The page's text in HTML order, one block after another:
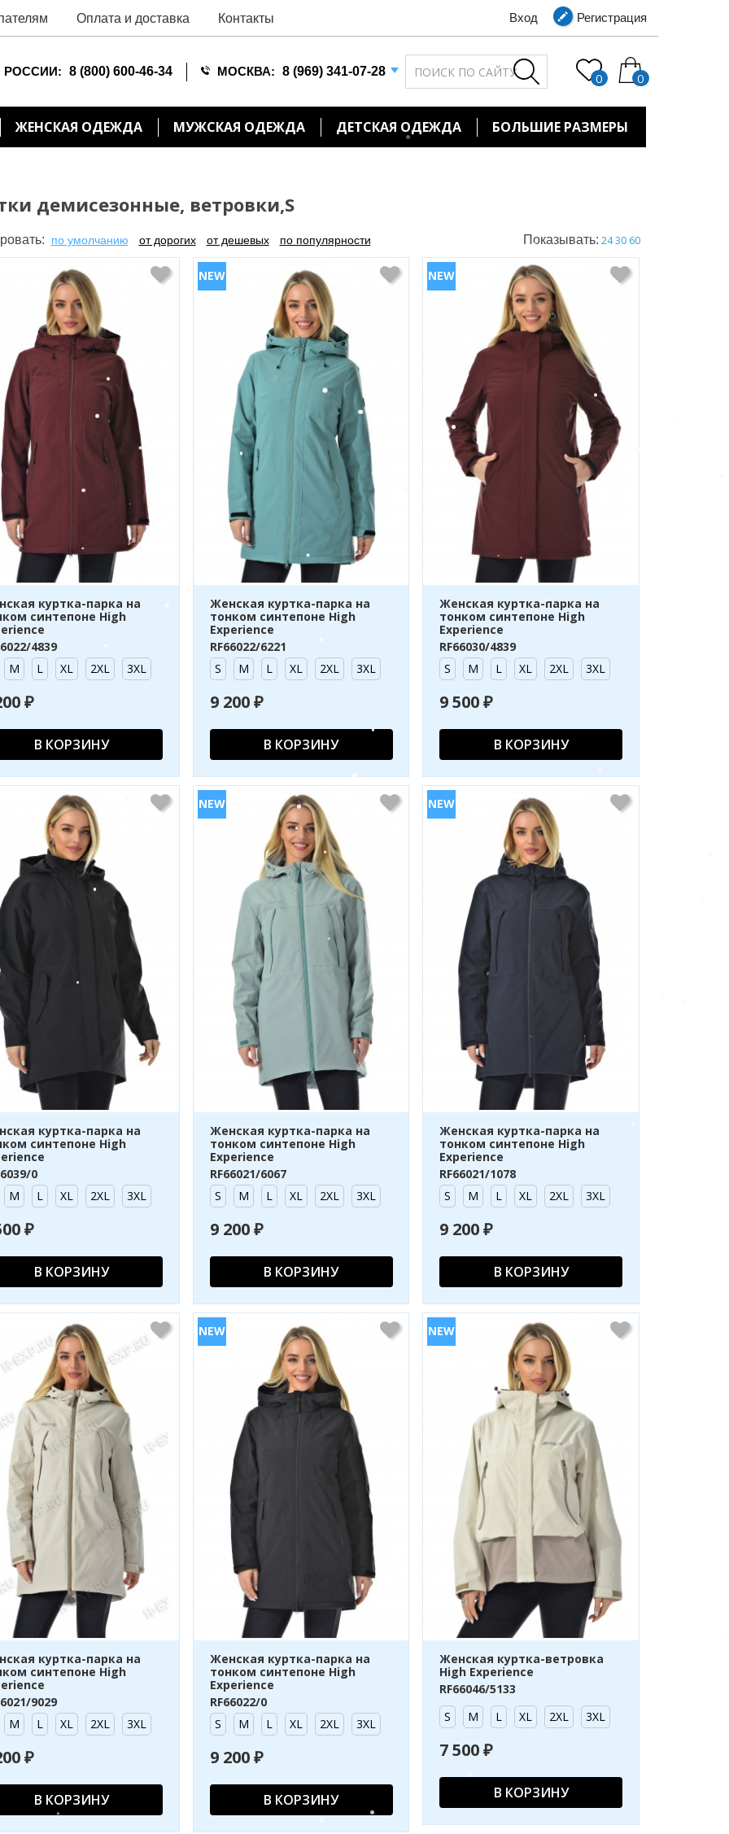
Оплата и доставка Контакты Вход Регистрация
РОССИИ: 8 (800) 600-46-34 МОСКВА: 8 (969) 341-07-28 0 0
ЖЕНСКАЯ ОДЕЖДА МУЖСКАЯ ОДЕЖДА ДЕТСКАЯ ОДЕЖДА БОЛЬШИЕ РАЗМЕРЫ
демисезонные, ветровки,S
по умолчанию от дорогих от дешевых по популярности Показывать: 2430 60
куртка-парка на
синтепоне High
4839
M
L XL 2XL 3XL
₽
В КОРЗИНУ
Женская куртка-парка на
тонком синтепоне High
Experience
RF66022/6221
S
M L XL 2XL 3XL
9 200 ₽
В КОРЗИНУ
Женская куртка-парка на
тонком синтепоне High
Experience
RF66030/4839
S
M L XL 2XL 3XL
9 500 ₽
В КОРЗИНУ
куртка-парка на
синтепоне High
0
M
L XL 2XL 3XL
₽
В КОРЗИНУ
Женская куртка-парка на
тонком синтепоне High
Experience
RF66021/6067
S
M L XL 2XL 3XL
9 200 ₽
В КОРЗИНУ
Женская куртка-парка на
тонком синтепоне High
Experience
RF66021/1078
S
M L XL 2XL 3XL
9 200 ₽
В КОРЗИНУ
куртка-парка на
синтепоне High
9029
M
L XL 2XL 3XL
₽
В КОРЗИНУ
Женская куртка-парка на
тонком синтепоне High
Experience
RF66022/0
S
M L XL 2XL 3XL
9 200 ₽
В КОРЗИНУ
Женская куртка-ветровка
High Experience
RF66046/5133
S
M L XL 2XL 3XL
7 500 ₽
В КОРЗИНУ